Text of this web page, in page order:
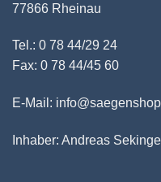
77866 Rheinau
Tel.: 0 78 44/29 24
Fax: 0 78 44/45 60
E-Mail:
Inhaber: Andreas